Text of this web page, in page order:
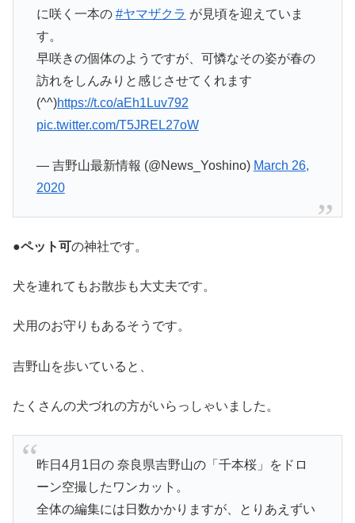
に咲く一本の #ヤマザクラ が見頃を迎えていま
す。
早咲きの個体のようですが、可憐なその姿が春の
訪れをしんみりと感じさせてくれます
(^^)https://t.co/aEh1Luv792
pic.twitter.com/T5JREL27oW
— 吉野山最新情報 (@News_Yoshino) March 26,
2020
●ペット可の神社です。
犬を連れてもお散歩も大丈夫です。
犬用のお守りもあるそうです。
吉野山を歩いていると、
たくさんの犬づれの方がいらっしゃいました。
昨日4月1日の 奈良県吉野山の「千本桜」をドロ
ーン空撮したワンカット。
全体の編集には日数かかりますが、とりあえずい